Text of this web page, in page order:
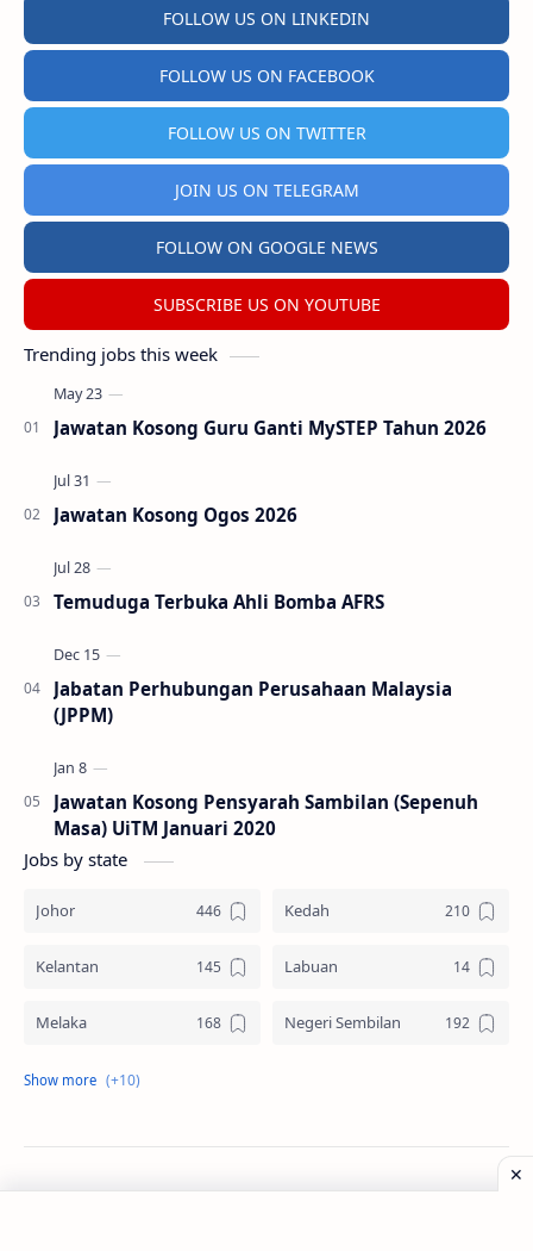
FOLLOW US ON LINKEDIN
FOLLOW US ON FACEBOOK
FOLLOW US ON TWITTER
JOIN US ON TELEGRAM
FOLLOW ON GOOGLE NEWS
SUBSCRIBE US ON YOUTUBE
Trending jobs this week
Jawatan Kosong Guru Ganti MySTEP Tahun 2026
Jawatan Kosong Ogos 2026
Temuduga Terbuka Ahli Bomba AFRS
Jabatan Perhubungan Perusahaan Malaysia
(JPPM)
Jawatan Kosong Pensyarah Sambilan (Sepenuh
Masa) UiTM Januari 2020
Jobs by state
Johor Kedah
Kelantan Labuan
Melaka Negeri Sembilan
Pahang
Pulau Pinang Sabah